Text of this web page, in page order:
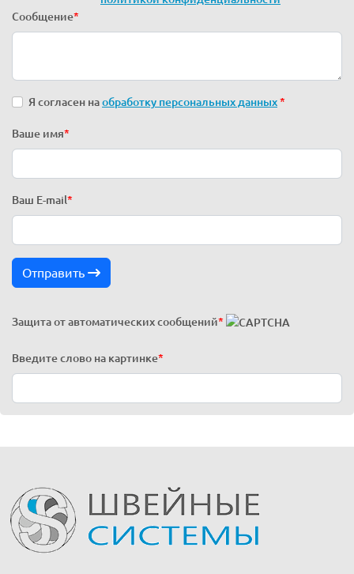
Сообщение*
Я согласен наобработку персональных данных*
Ваше имя*
Ваш E-mail *
Отправить
Защита от автоматических сообщений*
Введите слово на картинке*